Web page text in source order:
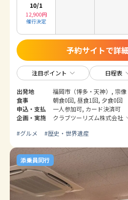
10/1
12,900円
催行決定
予約サイトで詳
注目ポイント 日程表
出発地
福岡市（博多・天神）, 宗
食事
朝食0回, 昼食1回, 夕食0回
申込・支払
一人参加可, カード決済可
企画・実施
クラブツーリズム株式会社
#グルメ #歴史・世界遺産
添乗員同行